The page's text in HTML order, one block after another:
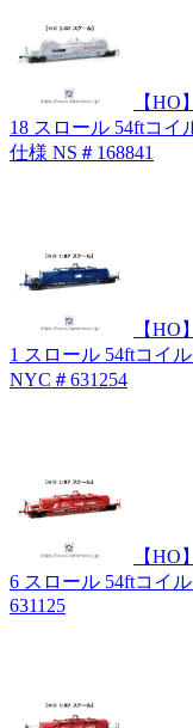
【HO
18 スロール 54ftコイ
仕様 NS＃168841
【HO
1 スロール 54ftコイ
NYC＃631254
【HO
6 スロール 54ftコイ
631125